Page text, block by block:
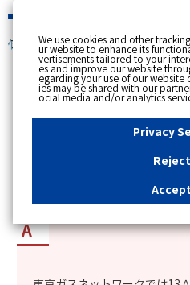
個人のお客さま
[ トップへ戻る ]
カテゴリー表示
公開日時 : 2022/04/01
We use cookies and other
ur website to enhance its
vertisements tailored to your
es and improve our website
egarding your use of our
ies may be shared with our
ocial media and/or analytics
bine the data shared by us with
ded to them or that they have
ervices or other websites to
ts delivered to you by
essary Cookies, please click
of all Cookies, please click
u can change your consent or
"Privacy Settings"
our browser's "Settings". For
site, please refer to the link
y
Privacy